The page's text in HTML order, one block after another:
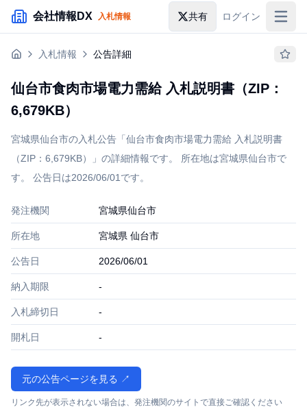
メインコンテンツにスキップ
会社情報DX 入札情報 共有 ログイン
入札情報入札情報 公告詳細
仙台市食肉市場電力需給 入札説明書（ZIP：
6,679KB）
宮城県仙台市の入札公告「仙台市食肉市場電力需給 入札説明書
（ZIP：6,679KB）」の詳細情報です。 所在地は宮城県仙台市で
す。 公告日は2026/06/01です。
発注機関 宮城県仙台市
所在地 宮城県 仙台市
公告日 2026/06/01
納入期限 -
入札締切日 -
開札日 -
元の公告ページを見る ↗
リンク先が表示されない場合は、発注機関のサイトで直接ご確認ください